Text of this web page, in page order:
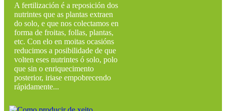
A fertilización é a reposición dos
nutrintes que as plantas extraen
do solo, e que nos colectamos en
forma de froitas, follas, plantas,
etc. Con elo en moitas ocasións
reducimos a posibilidade de que
volten eses nutrintes ó solo, polo
que sin o enriquecimento
posterior, iriase empobrecendo
rápidamente...